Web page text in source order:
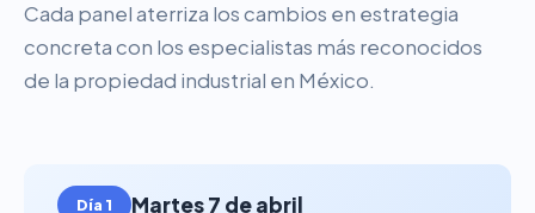
Cada panel aterriza los cambios en estrategia
concreta con los especialistas más reconocidos
de la propiedad industrial en México.
Día 1 Martes 7 de abril